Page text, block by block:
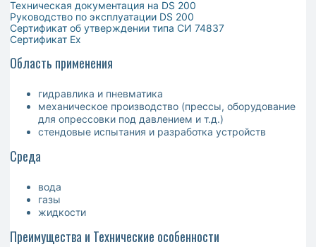
Техническая документация на DS 200
Руководство по эксплуатации DS 200
Сертификат об утверждении типа СИ 74837
Сертификат Ex
Область применения
гидравлика и пневматика
механическое производство (прессы, оборудование
для опрессовки под давлением и т.д.)
стендовые испытания и разработка устройств
Среда
вода
газы
жидкости
Преимущества и Технические особенности